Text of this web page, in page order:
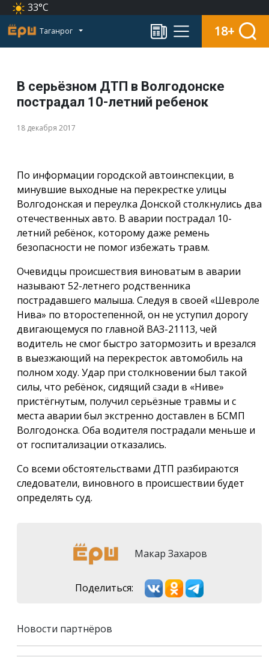
33°C
Таганрог 18+
В серьёзном ДТП в Волгодонске
пострадал 10-летний ребенок
18 декабря 2017
По информации городской автоинспекции, в
минувшие выходные на перекрестке улицы
Волгодонская и переулка Донской столкнулись два
отечественных авто. В аварии пострадал 10-
летний ребёнок, которому даже ремень
безопасности не помог избежать травм.
Очевидцы происшествия виноватым в аварии
называют 52-летнего родственника
пострадавшего малыша. Следуя в своей «Шевроле
Нива» по второстепенной, он не уступил дорогу
двигающемуся по главной ВАЗ-21113, чей
водитель не смог быстро затормозить и врезался
в выезжающий на перекресток автомобиль на
полном ходу. Удар при столкновении был такой
силы, что ребёнок, сидящий сзади в «Ниве»
пристёгнутым, получил серьёзные травмы и с
места аварии был экстренно доставлен в БСМП
Волгодонска. Оба водителя пострадали меньше и
от госпитализации отказались.
Со всеми обстоятельствами ДТП разбираются
следователи, виновного в происшествии будет
определять суд.
Макар Захаров
Поделиться:
Новости партнёров